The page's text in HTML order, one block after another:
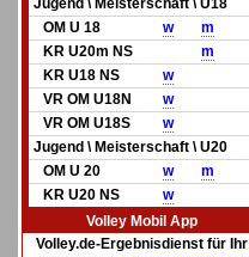
Jugend \ Meisterschaft \ U18
OM U 18
w
m
KR U20m NS
m
KR U18 NS
w
VR OM U18N
w
VR OM U18S
w
Jugend \ Meisterschaft \ U20
OM U 20
w
m
KR U20 NS
w
Volley Mobil App
Volley.de-Ergebnisdienst für Ihr